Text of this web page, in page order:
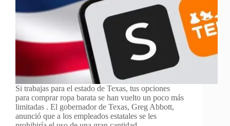
Si trabajas para el estado de Texas, tus opciones
para comprar ropa barata se han vuelto un poco más
limitadas . El gobernador de Texas, Greg Abbott,
anunció que a los empleados estatales se les